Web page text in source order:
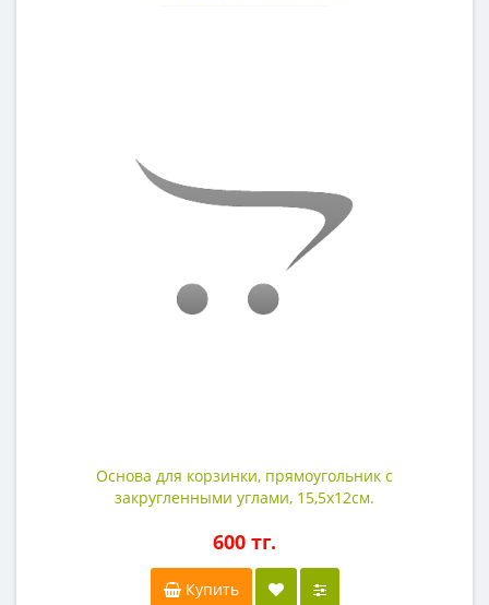
Основа для корзинки, прямоугольник с
закругленными углами, 15,5х12см.
600 тг.
Купить